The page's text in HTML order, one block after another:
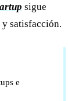
sigue
satisfacción.
e